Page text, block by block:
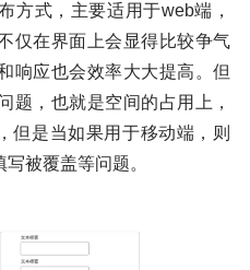
方式，主要适用于web端，
仅在界面上会显得比较争气
响应也会效率大大提高。但
题，也就是空间的占用上，
但是当如果用于移动端，则
被覆盖等问题。